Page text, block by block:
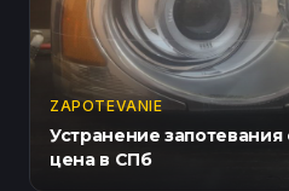
ZAPOTEVANIE
Устранение
цена в СПб